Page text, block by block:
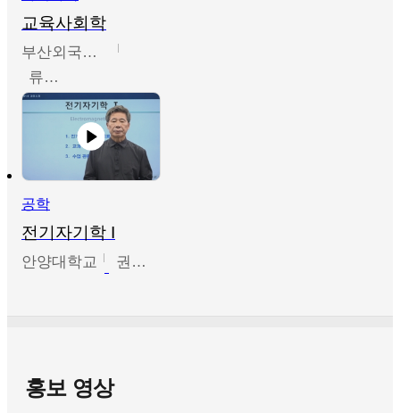
교육사회학
부산외국어대학교
류영철
공학
전기자기학 I
안양대학교 권원현
홍보 영상